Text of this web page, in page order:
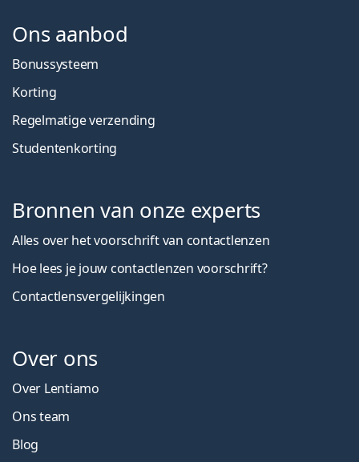
Ons aanbod
Bonussysteem
Korting
Regelmatige verzending
Studentenkorting
Bronnen van onze experts
Alles over het voorschrift van contactlenzen
Hoe lees je jouw contactlenzen voorschrift?
Contactlensvergelijkingen
Over ons
Over Lentiamo
Ons team
Blog